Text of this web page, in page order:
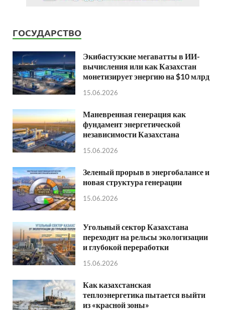
ГОСУДАРСТВО
Экибастузские мегаватты в ИИ-
вычисления или как Казахстан
монетизирует энергию на $10 млрд
15.06.2026
Маневренная генерация как
фундамент энергетической
независимости Казахстана
15.06.2026
Зеленый прорыв в энергобалансе и
новая структура генерации
15.06.2026
Угольный сектор Казахстана
переходит на рельсы экологизации
и глубокой переработки
15.06.2026
Как казахстанская
теплоэнергетика пытается выйти
из «красной зоны»